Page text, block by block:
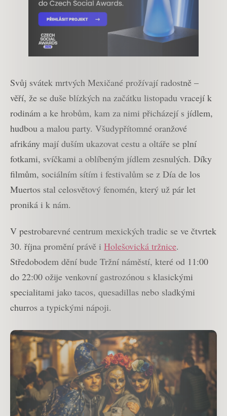
Svůj svátek mrtvých Mexičané prožívají radostně –
věří, že se duše blízkých na začátku listopadu vracejí k
rodinám a ke hrobům, kam za nimi přicházejí s jídlem,
hudbou a malou party. Všudypřítomné oranžové
afrikány mají duším ukazovat cestu a oltáře se plní
fotkami, svíčkami a oblíbeným jídlem zesnulých. Díky
filmům, sociálním sítím i festivalům se z Día de los
Muertos stal celosvětový fenomén, který už pár let
proniká i k nám.
V pestrobarevné centrum mexických tradic se ve čtvrtek
30. října promění právě i Holešovická tržnice.
Středobodem dění bude Tržní náměstí, které od 11:00
do 22:00 ožije venkovní gastrozónou s klasickými
specialitami jako tacos, quesadillas nebo sladkými
churros a typickými nápoji.